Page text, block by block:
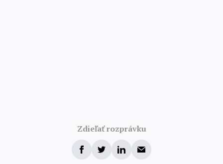
Zdieľať rozprávku